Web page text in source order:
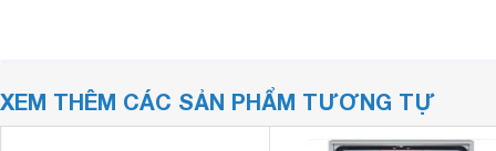
XEM THÊM CÁC SẢN PHẨM TƯƠNG TỰ